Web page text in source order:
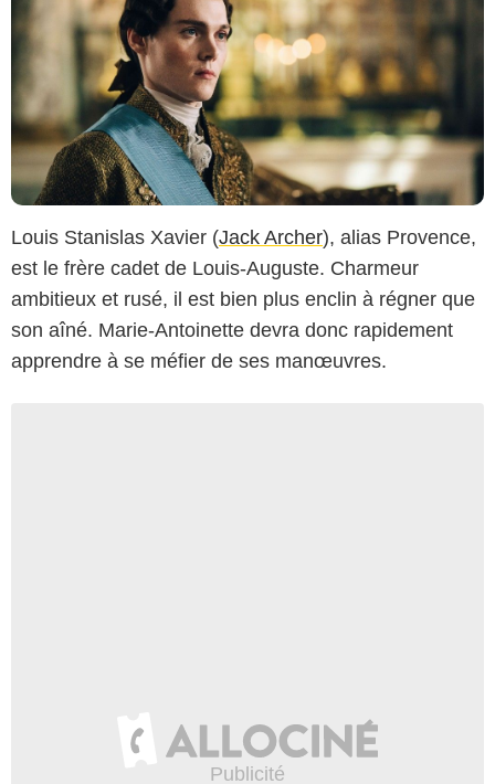
Louis Stanislas Xavier (Jack Archer), alias Provence,
est le frère cadet de Louis-Auguste. Charmeur
ambitieux et rusé, il est bien plus enclin à régner que
son aîné. Marie-Antoinette devra donc rapidement
apprendre à se méfier de ses manœuvres.